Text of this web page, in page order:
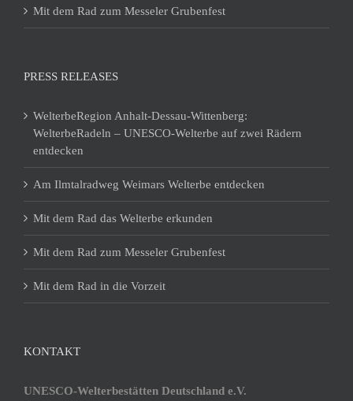
Mit dem Rad zum Messeler Grubenfest
PRESS RELEASES
WelterbeRegion Anhalt-Dessau-Wittenberg:
WelterbeRadeln – UNESCO-Welterbe auf zwei Rädern
entdecken
Am Ilmtalradweg Weimars Welterbe entdecken
Mit dem Rad das Welterbe erkunden
Mit dem Rad zum Messeler Grubenfest
Mit dem Rad in die Vorzeit
KONTAKT
UNESCO-Welterbestätten Deutschland e.V.